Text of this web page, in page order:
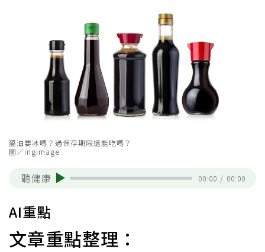
醬油要冰嗎？過保存期限還能吃嗎？
圖／ingimage
聽健康 00:00 / 00:00
AI重點
文章重點整理：